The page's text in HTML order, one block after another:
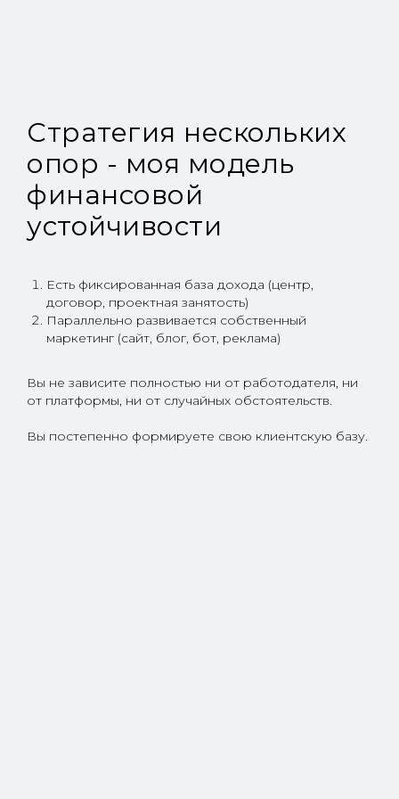
Стратегия нескольких
опор - моя модель
финансовой
устойчивости
Есть фиксированная база дохода (центр,
договор, проектная занятость)
Параллельно развивается собственный
маркетинг (сайт, блог, бот, реклама)
Вы не зависите полностью ни от работодателя, ни
от платформы, ни от случайных обстоятельств.
Вы постепенно формируете свою клиентскую базу.